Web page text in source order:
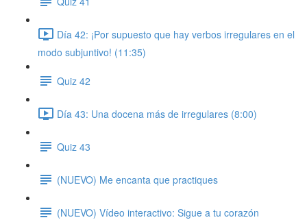
Día 42: ¡Por supuesto que hay verbos irregulares en el
modo subjuntivo! (11:35)
Quiz 42
Día 43: Una docena más de irregulares (8:00)
Quiz 43
(NUEVO) Me encanta que practiques
(NUEVO) Vídeo interactivo: Sigue a tu corazón